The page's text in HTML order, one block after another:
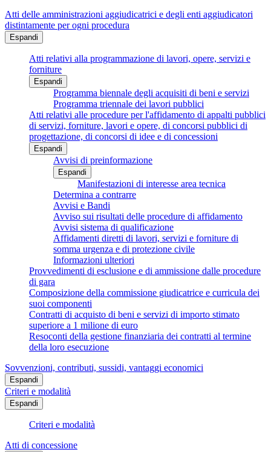
Atti delle amministrazioni aggiudicatrici e degli enti aggiudicatori
distintamente per ogni procedura
Espandi
Atti relativi alla programmazione di lavori, opere, servizi e
forniture
Espandi
Programma biennale degli acquisiti di beni e servizi
Programma triennale dei lavori pubblici
Atti relativi alle procedure per l'affidamento di appalti pubblici
di servizi, forniture, lavori e opere, di concorsi pubblici di
progettazione, di concorsi di idee e di concessioni
Espandi
Avvisi di preinformazione
Espandi
Manifestazioni di interesse area tecnica
Determina a contrarre
Avvisi e Bandi
Avviso sui risultati delle procedure di affidamento
Avvisi sistema di qualificazione
Affidamenti diretti di lavori, servizi e forniture di
somma urgenza e di protezione civile
Informazioni ulteriori
Provvedimenti di esclusione e di ammissione dalle procedure
di gara
Composizione della commissione giudicatrice e curricula dei
suoi componenti
Contratti di acquisto di beni e servizi di importo stimato
superiore a 1 milione di euro
Resoconti della gestione finanziaria dei contratti al termine
della loro esecuzione
Sovvenzioni, contributi, sussidi, vantaggi economici
Espandi
Criteri e modalità
Espandi
Criteri e modalità
Atti di concessione